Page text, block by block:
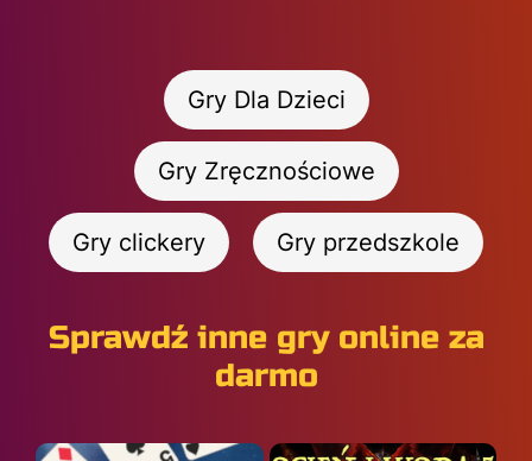
Gry Dla Dzieci
Gry Zręcznościowe
Gry clickery Gry przedszkole
Sprawdź inne gry online za
darmo